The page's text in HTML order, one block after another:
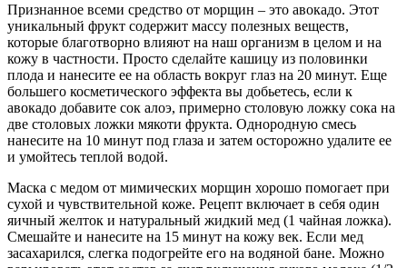
Признанное всеми средство от морщин – это авокадо. Этот
уникальный фрукт содержит массу полезных веществ,
которые благотворно влияют на наш организм в целом и на
кожу в частности. Просто сделайте кашицу из половинки
плода и нанесите ее на область вокруг глаз на 20 минут. Еще
большего косметического эффекта вы добьетесь, если к
авокадо добавите сок алоэ, примерно столовую ложку сока на
две столовых ложки мякоти фрукта. Однородную смесь
нанесите на 10 минут под глаза и затем осторожно удалите ее
и умойтесь теплой водой.
Маска с медом от мимических морщин хорошо помогает при
сухой и чувствительной коже. Рецепт включает в себя один
яичный желток и натуральный жидкий мед (1 чайная ложка).
Смешайте и нанесите на 15 минут на кожу век. Если мед
засахарился, слегка подогрейте его на водяной бане. Можно